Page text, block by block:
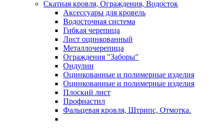
Скатная кровля, Ограждения, Водосток
Аксессуары для кровель
Водосточная система
Гибкая черепица
Лист оцинкованный
Металлочерепица
Ограждения "Заборы"
Ондулин
Оцинкованные и полимерные изделия
Оцинкованные и полимерные изделия
Плоский лист
Профнастил
Фальцевая кровля, Штрипс, Отмотка.